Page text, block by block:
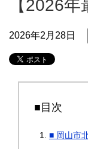
【2026年
2026年2月28日
■目次
■ 岡山市